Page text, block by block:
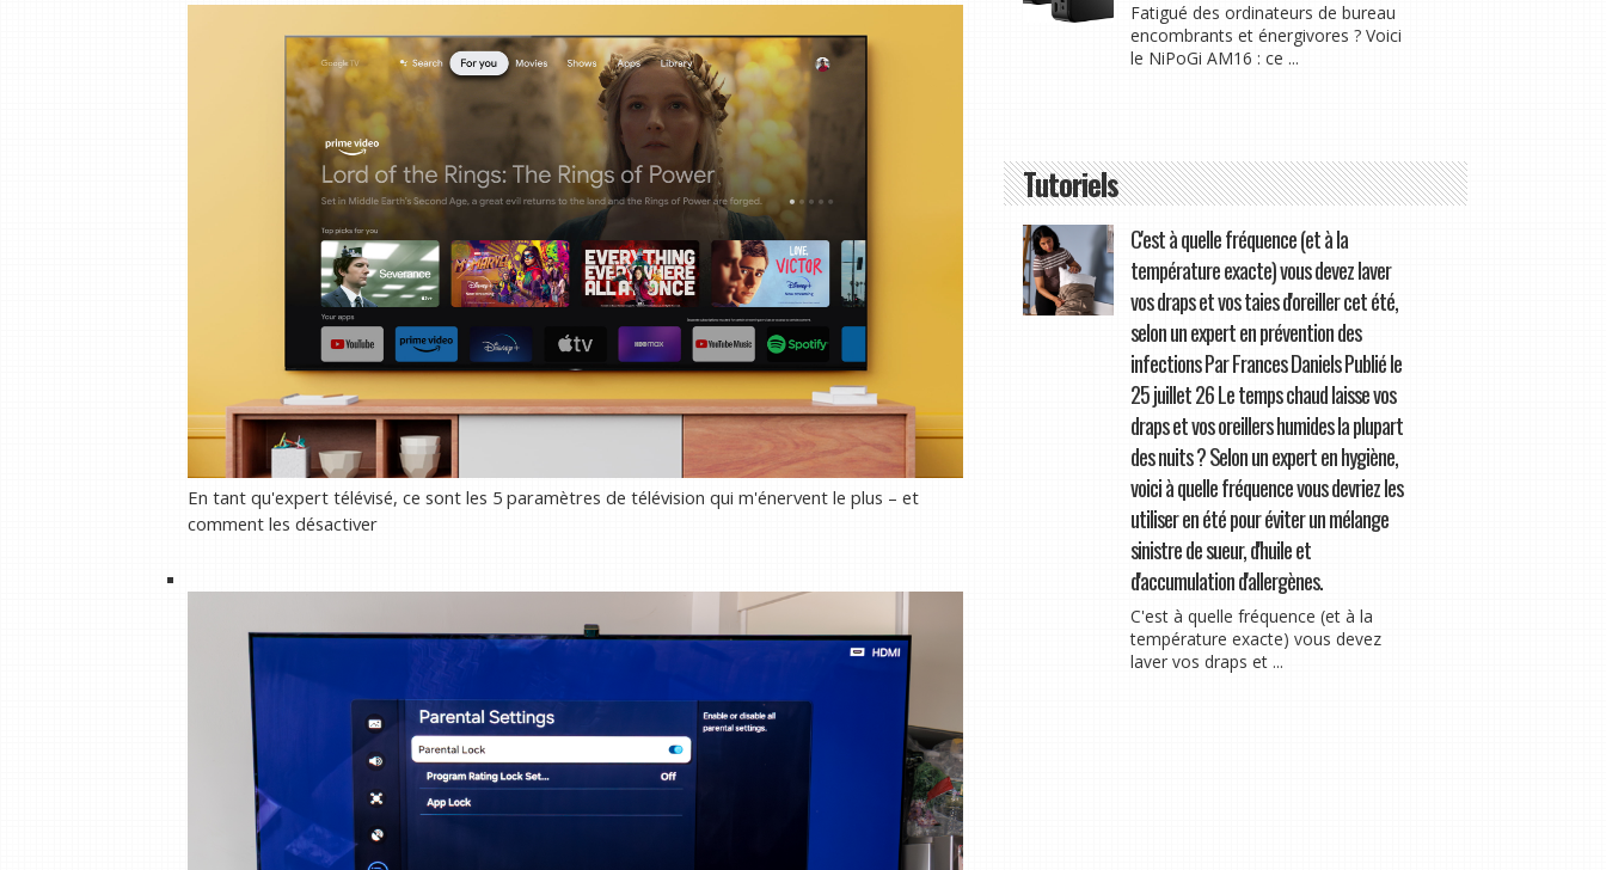
En tant qu'expert télévisé, ce sont les 5 paramètres de télévision qui m'énervent le plus – et
comment les désactiver
Fatigué des ordinateurs de bureau
encombrants et énergivores ? Voici
le NiPoGi AM16 : ce ...
Tutoriels
C'est à quelle fréquence (et à la
température exacte) vous devez laver
vos draps et vos taies d'oreiller cet été,
selon un expert en prévention des
infections Par Frances Daniels Publié le
25 juillet 26 Le temps chaud laisse vos
draps et vos oreillers humides la plupart
des nuits ? Selon un expert en hygiène,
voici à quelle fréquence vous devriez les
utiliser en été pour éviter un mélange
sinistre de sueur, d'huile et
d'accumulation d'allergènes.
C'est à quelle fréquence (et à la
température exacte) vous devez
laver vos draps et ...